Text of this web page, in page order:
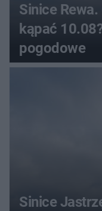
Sinice
kąpać
pogodowe
Sinice